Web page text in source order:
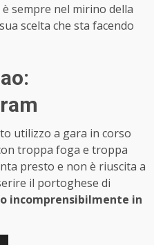
sempre nel mirino della
scelta che sta facendo
utilizzo a gara in corso
troppa foga e troppa
presto e non è riuscita a
il portoghese di
incomprensibilmente in